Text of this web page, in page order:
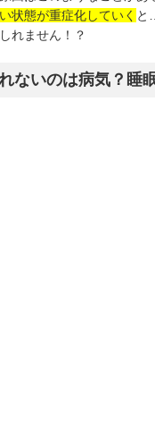
状態が重症化していく と
れません！？
ないのは病気？睡